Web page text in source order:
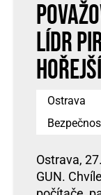
lídr
Ostrava
Ostrava,
GUN.